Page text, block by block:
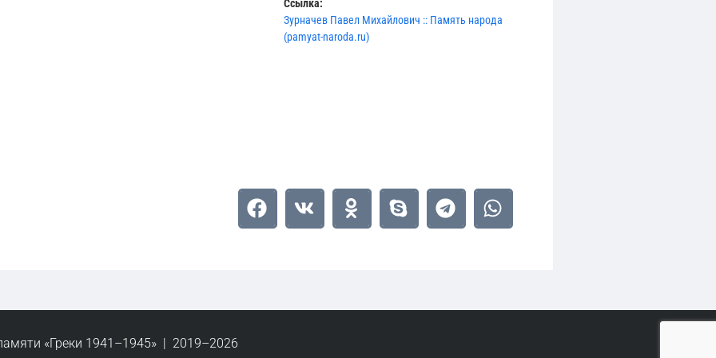
Ссылка:
Зурначев Павел Михайлович :: Память народа
(pamyat-naroda.ru)
«Греки 1941–1945» | 2019–2026